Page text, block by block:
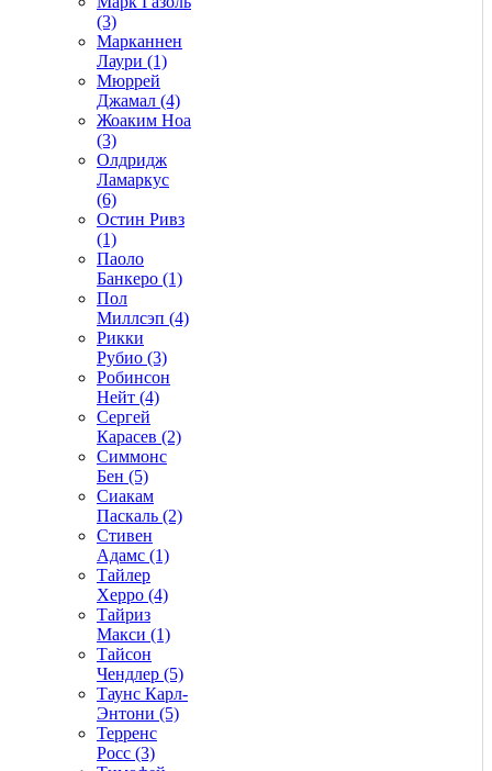
(3)
Марканнен
Лаури (1)
Мюррей
Джамал (4)
Жоаким Ноа
(3)
Олдридж
Ламаркус
(6)
Остин Ривз
(1)
Паоло
Банкеро (1)
Пол
Миллсэп (4)
Рикки
Рубио (3)
Робинсон
Нейт (4)
Сергей
Карасев (2)
Симмонс
Бен (5)
Сиакам
Паскаль (2)
Стивен
Адамс (1)
Тайлер
Херро (4)
Тайриз
Макси (1)
Тайсон
Чендлер (5)
Таунс Карл-
Энтони (5)
Терренс
Росс (3)